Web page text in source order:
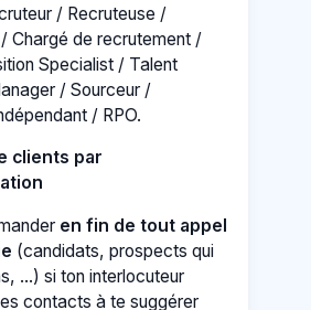
/ Recruteuse /
Chargé de recrutement /
Specialist / Talent
/ Sourceur /
/ RPO.
clients par
en fin de tout appel
(candidats, prospects qui
...) si ton interlocuteur
contacts à te suggérer